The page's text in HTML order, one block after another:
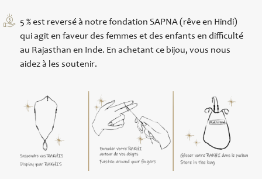
5 % est reversé à notre fondation SAPNA (rêve en Hindi)
qui agit en faveur des femmes et des enfants en difficulté
au Rajasthan en Inde. En achetant ce bijou, vous nous
aidez à les soutenir.